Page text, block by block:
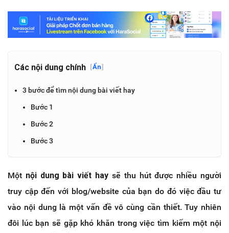
Các nội dung chính [Ẩn]
3 bước để tìm nội dung bài viết hay
Bước 1
Bước 2
Bước 3
Một nội dung bài viết hay sẽ thu hút được nhiều người
truy cập đến với blog/website của bạn do đó việc đầu tư
vào nội dung là một vấn đề vô cùng cần thiết. Tuy nhiên
đôi lúc bạn sẽ gặp khó khăn trong việc tìm kiếm một nội